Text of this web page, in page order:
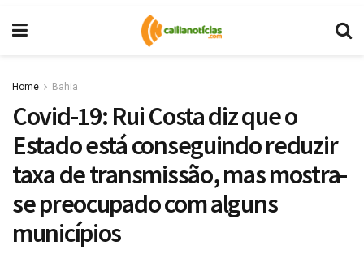
Home Bahia
Covid-19: Rui Costa diz que o
Estado está conseguindo reduzir
taxa de transmissão, mas mostra-
se preocupado com alguns
municípios